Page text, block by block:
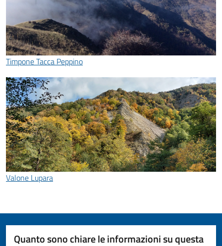
Timpone Tacca Peppino
Valone Lupara
Quanto sono chiare le informazioni su questa